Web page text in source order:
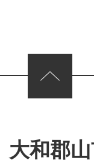
大和郡